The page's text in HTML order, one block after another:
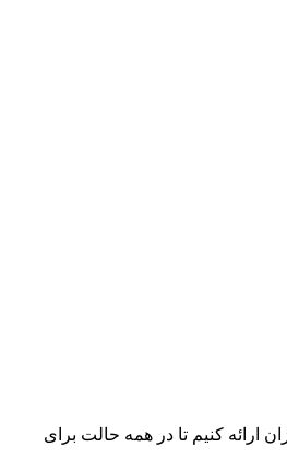
ارائه کنیم تا در همه حالت برای